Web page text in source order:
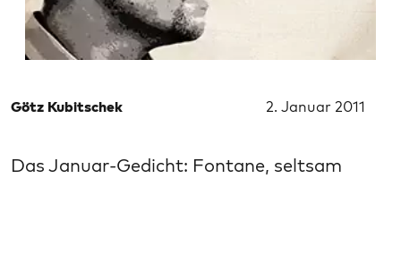
Götz Kubitschek 2. Januar 2011
Das Januar-Gedicht: Fontane, seltsam